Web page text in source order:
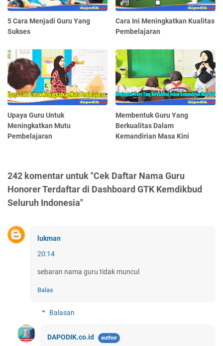
5 Cara Menjadi Guru Yang
Sukses
Cara Ini Meningkatkan Kualitas
Pembelajaran
Upaya Guru Untuk
Meningkatkan Mutu
Pembelajaran
Membentuk Guru Yang
Berkualitas Dalam
Kemandirian Masa Kini
242 komentar untuk "Cek Daftar Nama Guru
Honorer Terdaftar di Dashboard GTK Kemdikbud
Seluruh Indonesia"
lukman
20:14
sebaran nama guru tidak muncul
Balas
Balasan
DAPODIK.co.id